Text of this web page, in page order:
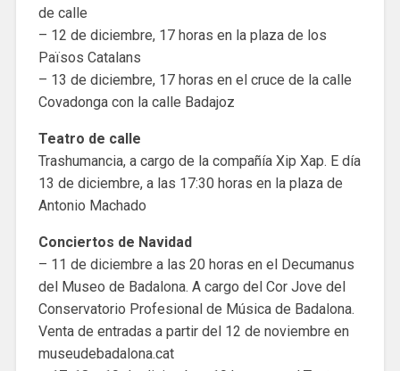
de calle
– 12 de diciembre, 17 horas en la plaza de los
Països Catalans
– 13 de diciembre, 17 horas en el cruce de la calle
Covadonga con la calle Badajoz
Teatro de calle
Trashumancia, a cargo de la compañía Xip Xap. E día
13 de diciembre, a las 17:30 horas en la plaza de
Antonio Machado
Conciertos de Navidad
– 11 de diciembre a las 20 horas en el Decumanus
del Museo de Badalona. A cargo del Cor Jove del
Conservatorio Profesional de Música de Badalona.
Venta de entradas a partir del 12 de noviembre en
museudebadalona.cat